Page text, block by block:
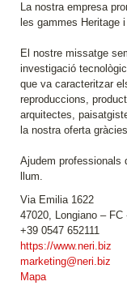
La nostra empresa
les gammes Heritage
El nostre missatge
investigació
que va caracteritzar
reproduccions,
arquitectes,
la nostra oferta
Ajudem professionals
llum.
Via Emilia 1622
47020, Longiano – FC
+39 0547 652111
https://www.neri.biz
marketing@neri.biz
Mapa